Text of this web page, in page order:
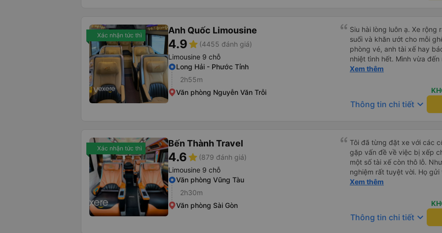
giữ vững phong độ phục
khách 💐💐💐
Xác nhận tức thì Anh Quốc Limousine
4.9star (4455 đánh giá)
Limousine 9 chỗ
Long Hải - Phước Tỉnh
2h55m
Văn phòng Nguyễn Văn Trỗi
Siu hài lòng luôn ạ. Xe
suối và khăn ướt cho mỗi
phòng vé, anh tài xế hay
nhiệt tình hết. Mình vừa
nhân viên lập tức bung dù
lúc đến tận nơi lun. Đến
mình sẽ ở (The Sóng) mà
đổi xe để trung chuyển gì
Xem thêm
Thông tin chi tiết keyboard_arrow_down
Xác nhận tức thì Bến Thành Travel
4.6star (879 đánh giá)
Limousine 9 chỗ
Văn phòng Vũng Tàu
2h30m
Văn phòng Sài Gòn
Tôi đã từng đặt xe với các
gặp vấn đề về việc bị xếp
một số tài xế còn thô lỗ.
nghiệm rất tuyệt vời. Họ
nào tài xế sẽ đến, đón tôi
việc hiệu quả và đưa tôi
đi tôi sẽ chỉ đặt xe với
dụng dịch vụ xe limousine
Xem thêm
Thông tin chi tiết keyboard_arrow_down